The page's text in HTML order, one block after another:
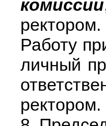
комиссии
ректором.
Работу
личный
ректором.